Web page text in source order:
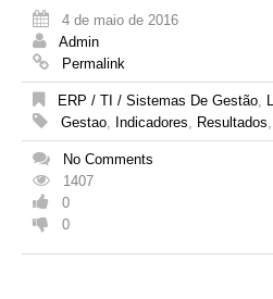
4 de maio de 2016
Admin
Permalink
ERP / TI / Sistemas De Gestão
Gestao Indicadores Resultados
No Comments
1407
0
0